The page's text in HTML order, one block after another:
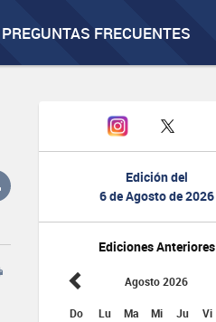
PREGUNTAS FRECUENTES
Edición del
6 de Agosto de 2026
Ediciones Anteriores
Agosto 2026
Do Lu Ma Mi Ju Vi